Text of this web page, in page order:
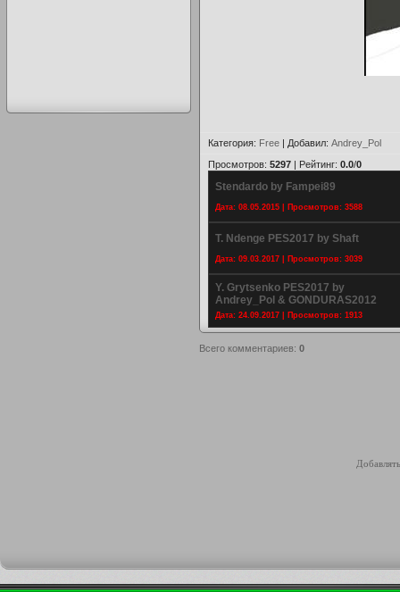
Категория: Free | Добавил: Andrey_Pol
Просмотров: 5297 | Рейтинг: 0.0/0
Stendardo by Fampei89
Дата: 08.05.2015 | Просмотров: 3588
T. Ndenge PES2017 by Shaft
Дата: 09.03.2017 | Просмотров: 3039
Y. Grytsenko PES2017 by
Andrey_Pol & GONDURAS2012
Дата: 24.09.2017 | Просмотров: 1913
Всего комментариев: 0